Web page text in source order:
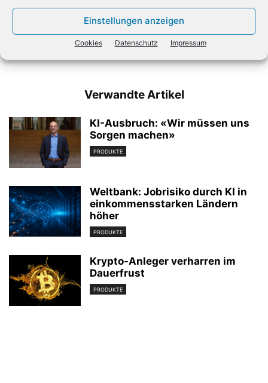
Einstellungen anzeigen
Cookies Datenschutz Impressum
„Ein Ladengeschäft ohne
ADN stellt Mobility-Lösung
Verwandte Artikel
KI-Ausbruch: «Wir müssen uns
Sorgen machen»
PRODUKTE
Weltbank: Jobrisiko durch KI in
einkommensstarken Ländern
höher
PRODUKTE
Krypto-Anleger verharren im
Dauerfrust
PRODUKTE